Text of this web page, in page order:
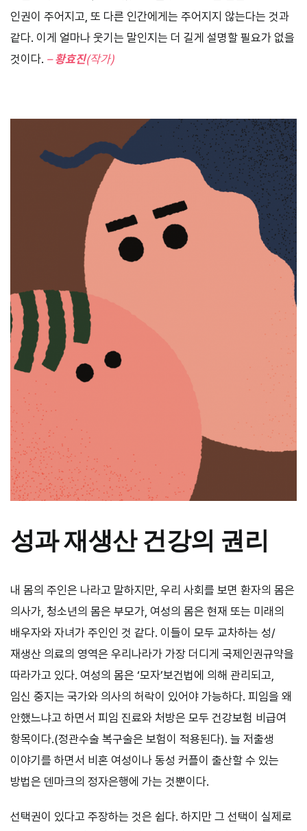
인권이 주어지고, 또 다른 인간에게는 주어지지 않는다는 것과
같다. 이게 얼마나 웃기는 말인지는 더 길게 설명할 필요가 없을
것이다. –황효진(작가)
성과 재생산 건강의 권리
내 몸의 주인은 나라고 말하지만, 우리 사회를 보면 환자의 몸은
의사가, 청소년의 몸은 부모가, 여성의 몸은 현재 또는 미래의
배우자와 자녀가 주인인 것 같다. 이들이 모두 교차하는 성/
재생산 의료의 영역은 우리나라가 가장 더디게 국제인권규약을
따라가고 있다. 여성의 몸은 ‘모자’보건법에 의해 관리되고,
임신 중지는 국가와 의사의 허락이 있어야 가능하다. 피임을 왜
안했느냐고 하면서 피임 진료와 처방은 모두 건강보험 비급여
항목이다.(정관수술 복구술은 보험이 적용된다). 늘 저출생
이야기를 하면서 비혼 여성이나 동성 커플이 출산할 수 있는
방법은 덴마크의 정자은행에 가는 것뿐이다.
선택권이 있다고 주장하는 것은 쉽다. 하지만 그 선택이 실제로